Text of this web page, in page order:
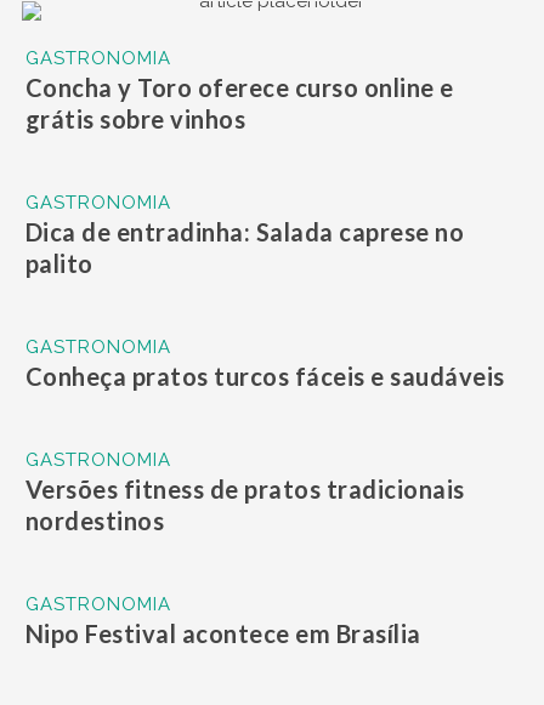
GASTRONOMIA
Concha y Toro oferece curso online e
grátis sobre vinhos
GASTRONOMIA
Dica de entradinha: Salada caprese no
palito
GASTRONOMIA
Conheça pratos turcos fáceis e saudáveis
GASTRONOMIA
Versões fitness de pratos tradicionais
nordestinos
GASTRONOMIA
Nipo Festival acontece em Brasília